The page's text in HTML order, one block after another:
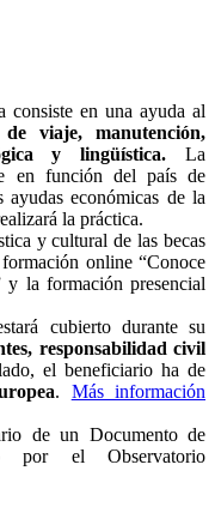
consiste en una ayuda al
de viaje, manutención,
y lingüística. La
en función del país de
ayudas económicas de la
la práctica.
y cultural de las becas
online “Conoce
y la formación presencial
cubierto durante su
responsabilidad civil
el beneficiario ha de
. Más información
de un Documento de
por el Observatorio